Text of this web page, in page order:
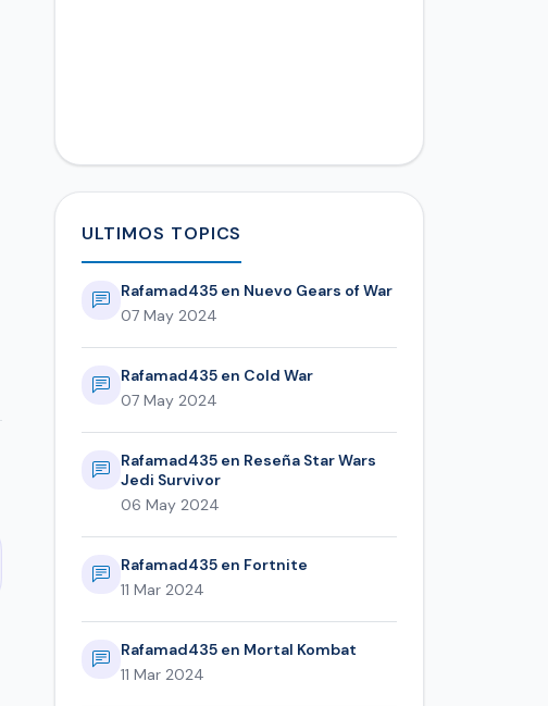
ULTIMOS TOPICS
Rafamad435 en Nuevo Gears of War
07 May 2024
Rafamad435 en Cold War
07 May 2024
Rafamad435 en Reseña Star Wars
Jedi Survivor
06 May 2024
Rafamad435 en Fortnite
11 Mar 2024
Rafamad435 en Mortal Kombat
11 Mar 2024